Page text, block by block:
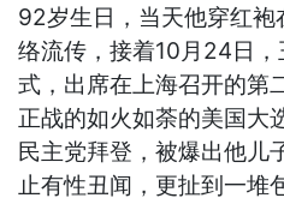
92岁生日，当天他穿红袍
络流传，接着10月24日
式，出席在上海召开的第
正战的如火如荼的美国大
民主党拜登，被爆出他儿
止有性丑闻，更扯到一堆